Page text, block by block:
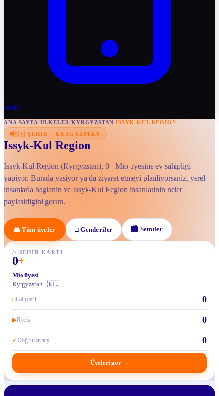
İndir
ANA SAYFA/ULKELER/KYRGYZSTAN/ISSYK-KUL REGION
🇰🇬 ŞEHIR · KYRGYZSTAN
Issyk-Kul Region
Issyk-Kul Region (Kyrgyzstan), 0+ Mio uyesine ev sahipligi
yapiyor. Burada yasiyor ya da ziyaret etmeyi planliyorsaniz, yerel
insanlarla baglanin ve Issyk-Kul Region insanlarinin neler
paylasidigini gorun.
👥 Tüm üyeler □Gönderiler 🏙 Semtler
// ŞEHIR KARTI
0+
Mio üyesi
Kyrgyzstan · 🇰🇬
□Gönderi 0
▶Reels 0
✓Doğrulanmış 0
Üyeleri gör →